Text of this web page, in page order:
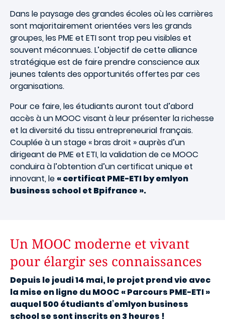
Dans le paysage des grandes écoles où les carrières
sont majoritairement orientées vers les grands
groupes, les PME et ETI sont trop peu visibles et
souvent méconnues. L’objectif de cette alliance
stratégique est de faire prendre conscience aux
jeunes talents des opportunités offertes par ces
organisations.
Pour ce faire, les étudiants auront tout d’abord
accès à un MOOC visant à leur présenter la richesse
et la diversité du tissu entrepreneurial français.
Couplée à un stage « bras droit » auprès d’un
dirigeant de PME et ETI, la validation de ce MOOC
conduira à l’obtention d’un certificat unique et
innovant, le « certificat PME-ETI by emlyon
business school et Bpifrance ».
Un MOOC moderne et vivant
pour élargir ses connaissances
Depuis le jeudi 14 mai, le projet prend vie avec
la mise en ligne du MOOC « Parcours PME-ETI »
auquel 500 étudiants d’emlyon business
school se sont inscrits en 3 heures !